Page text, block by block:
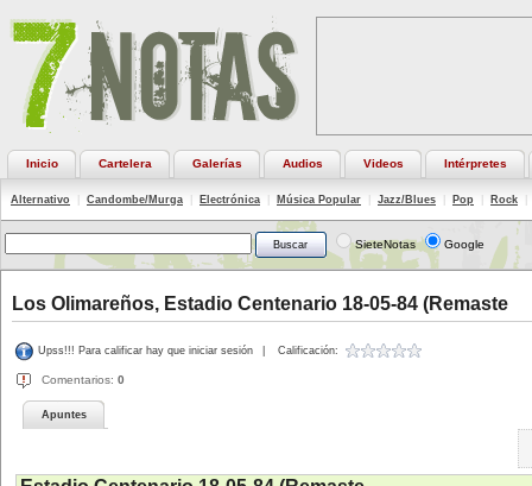
Inicio Cartelera Galerías Audios Videos Intérpretes
Alternativo Candombe/Murga Electrónica Música Popular Jazz/Blues Pop Rock
SieteNotas Google
Los Olimareños, Estadio Centenario 18-05-84 (Remaste
Upss!!! Para calificar hay que iniciar sesión Calificación:
Comentarios: 0
Apuntes